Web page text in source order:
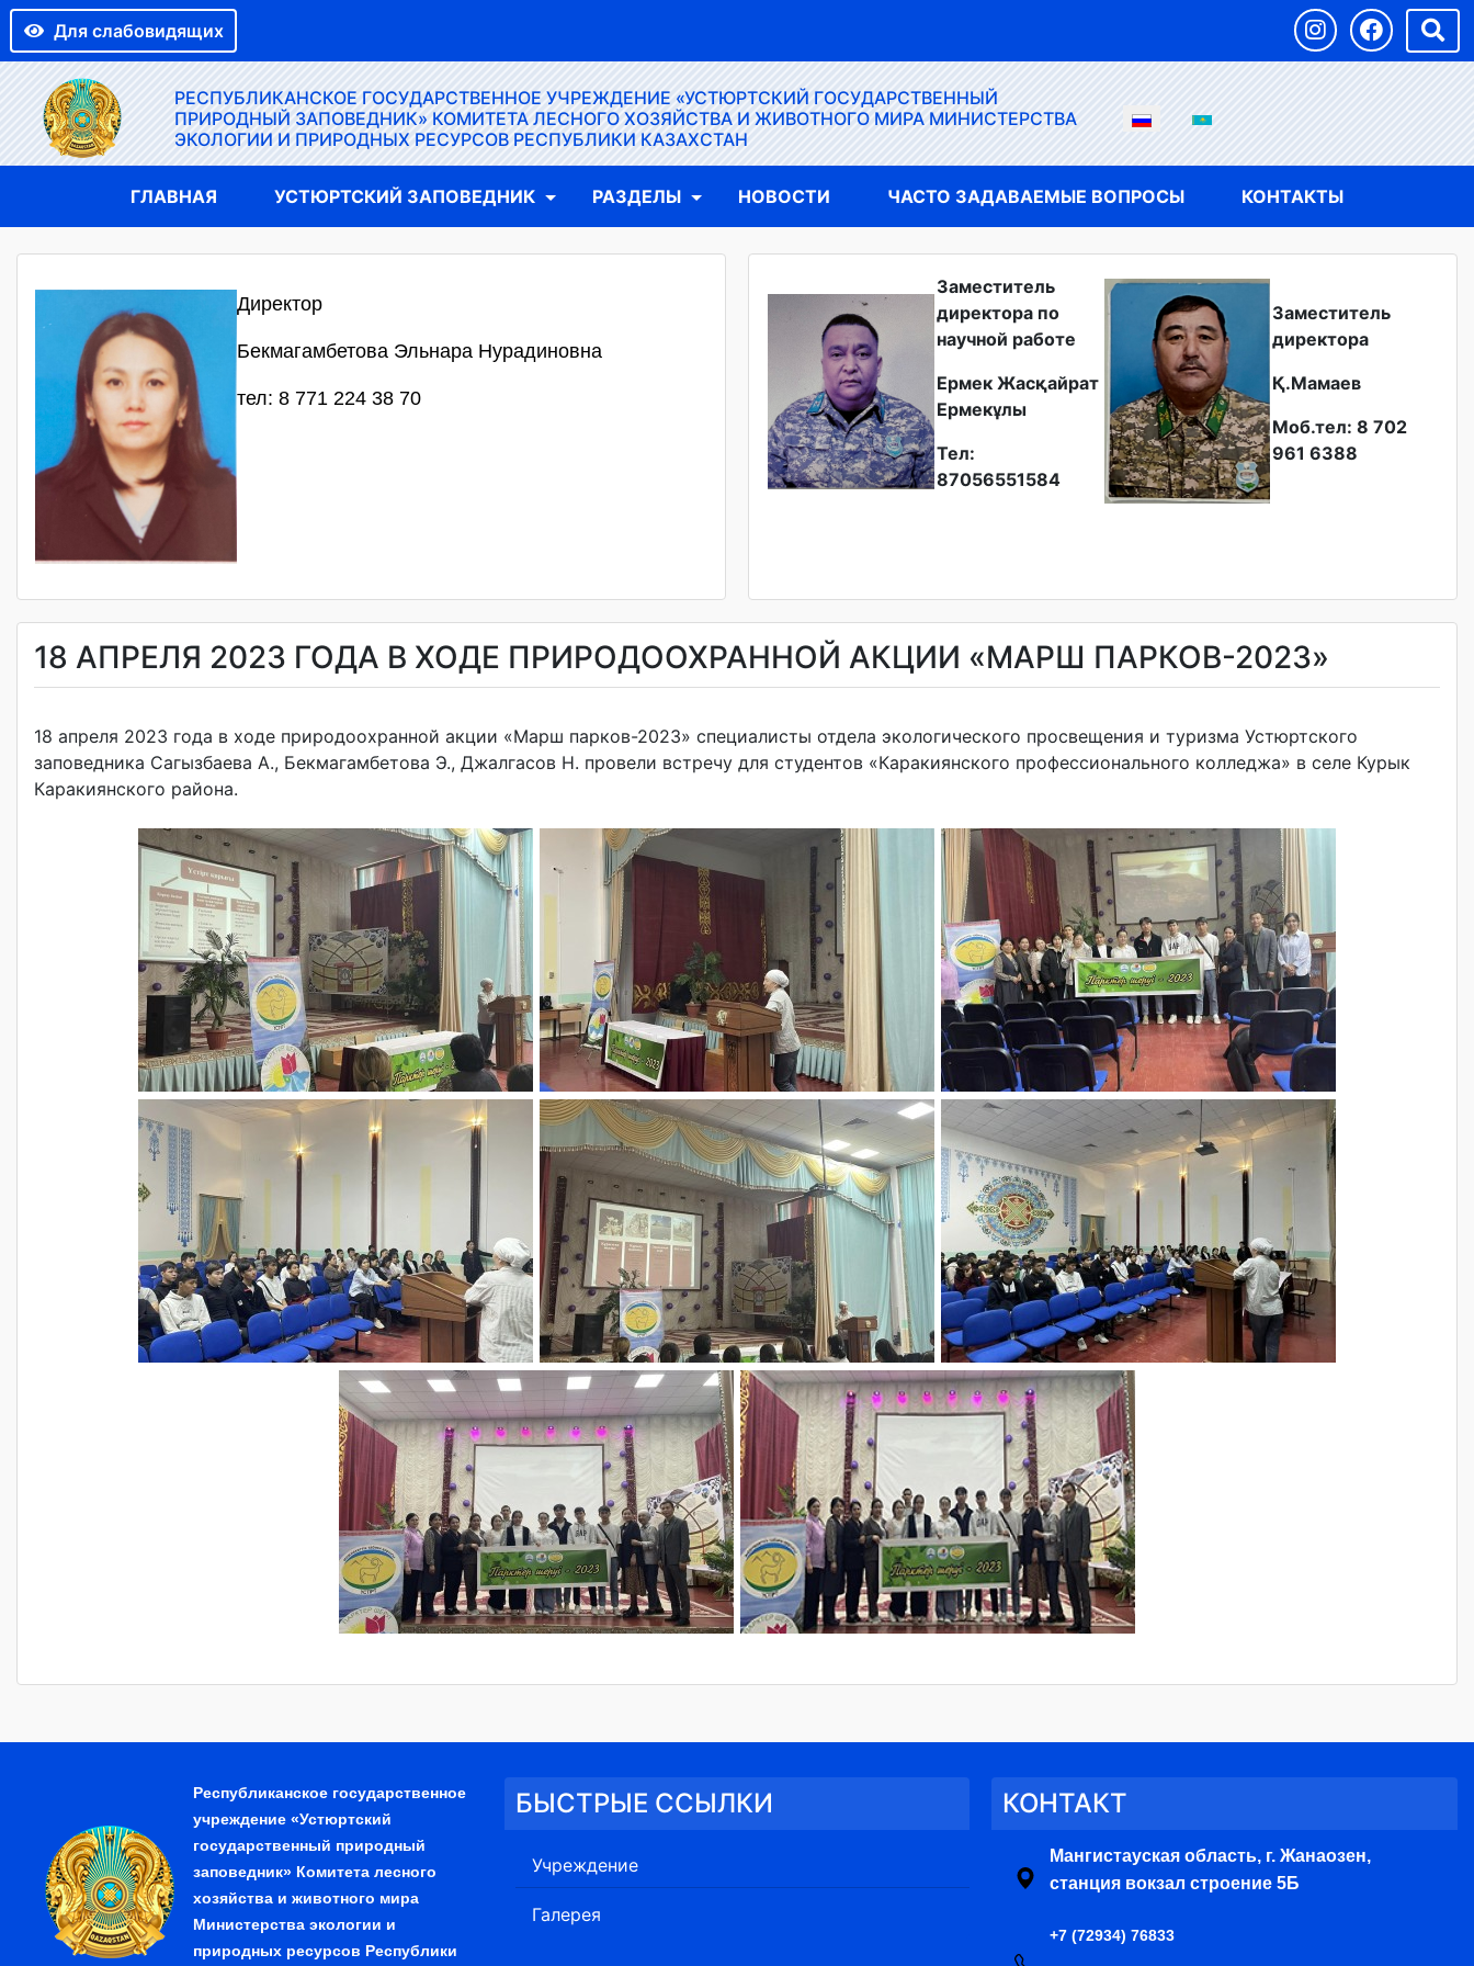
Для слабовидящих
РЕСПУБЛИКАНСКОЕ ГОСУДАРСТВЕННОЕ УЧРЕЖДЕНИЕ «УСТЮРТСКИЙ ГОСУДАРСТВЕННЫЙ
ПРИРОДНЫЙ ЗАПОВЕДНИК» КОМИТЕТА ЛЕСНОГО ХОЗЯЙСТВА И ЖИВОТНОГО МИРА МИНИСТЕРСТВА
ЭКОЛОГИИ И ПРИРОДНЫХ РЕСУРСОВ РЕСПУБЛИКИ КАЗАХСТАН
ГЛАВНАЯ УСТЮРТСКИЙ ЗАПОВЕДНИК РАЗДЕЛЫ НОВОСТИ ЧАСТО ЗАДАВАЕМЫЕ ВОПРОСЫ КОНТАКТЫ
Директор
Бекмагамбетова Эльнара Нурадиновна
тел: 8 771 224 38 70
Заместитель
директора по
научной работе
Ермек Жасқайрат
Ермекұлы
Тел:
87056551584
Заместитель
директора
Қ.Мамаев
Моб.тел: 8 702
961 6388
18 АПРЕЛЯ 2023 ГОДА В ХОДЕ ПРИРОДООХРАННОЙ АКЦИИ «МАРШ ПАРКОВ-2023»
18 апреля 2023 года в ходе природоохранной акции «Марш парков-2023» специалисты отдела экологического просвещения и туризма Устюртского
заповедника Сагызбаева А., Бекмагамбетова Э., Джалгасов Н. провели встречу для студентов «Каракиянского профессионального колледжа» в селе Курык
Каракиянского района.
Республиканское государственное
учреждение «Устюртский
государственный природный
заповедник» Комитета лесного
хозяйства и животного мира
Министерства экологии и
природных ресурсов Республики
БЫСТРЫЕ ССЫЛКИ
Учреждение
Галерея
КОНТАКТ
Мангистауская область, г. Жанаозен,
станция вокзал строение 5Б
+7 (72934) 76833